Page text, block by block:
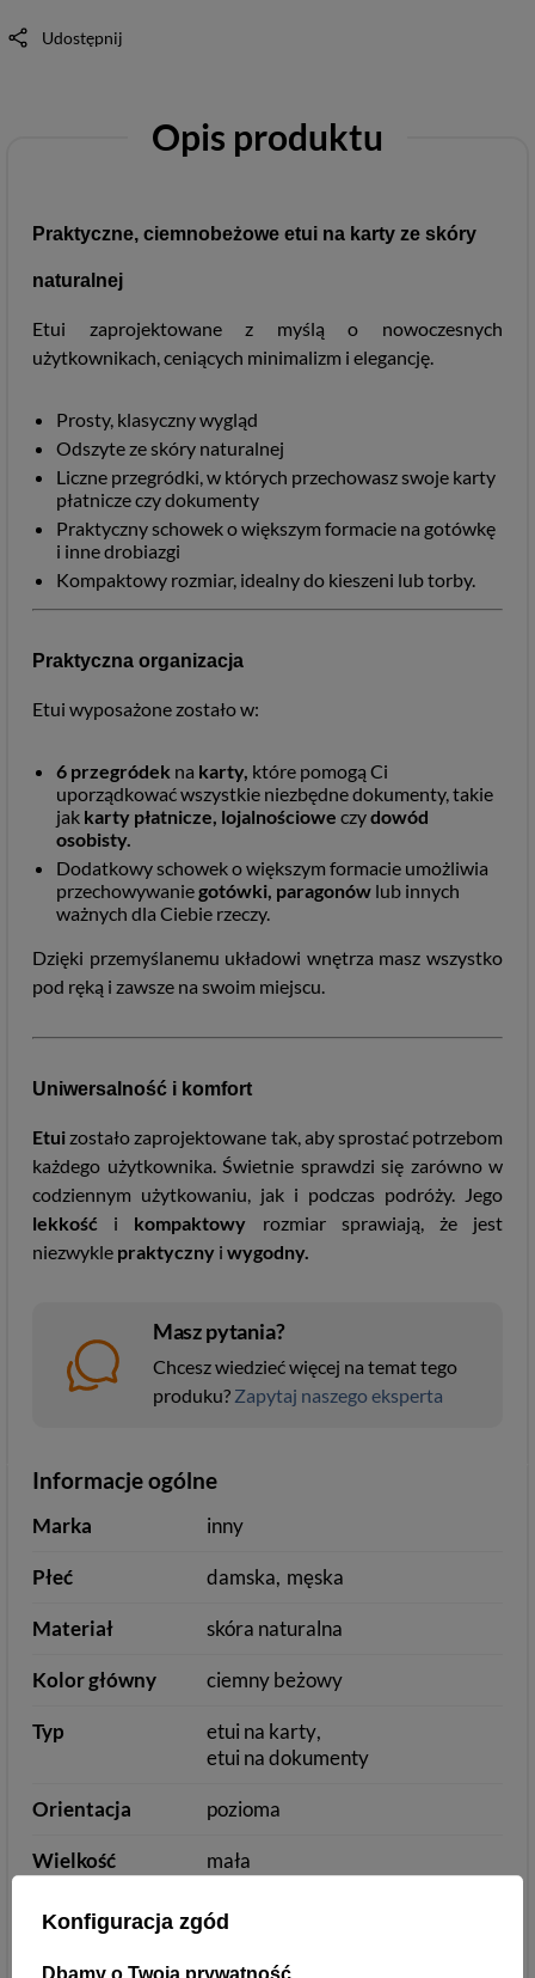
Udostępnij
Opis produktu
Praktyczne, ciemnobeżowe etui na karty ze skóry
naturalnej
Etui zaprojektowane z myślą o nowoczesnych
użytkownikach, ceniących minimalizm i elegancję.
Prosty, klasyczny wygląd
Odszyte ze skóry naturalnej
Liczne przegródki, w których przechowasz swoje karty
płatnicze czy dokumenty
Praktyczny schowek o większym formacie na gotówkę
i inne drobiazgi
Kompaktowy rozmiar, idealny do kieszeni lub torby.
Praktyczna organizacja
Etui wyposażone zostało w:
6 przegródek na karty, które pomogą Ci
uporządkować wszystkie niezbędne dokumenty, takie
jak karty płatnicze, lojalnościowe czydowód
osobisty.
Dodatkowy schowek o większym formacie umożliwia
przechowywaniegotówki, paragonów lub innych
ważnych dla Ciebie rzeczy.
Dzięki przemyślanemu układowi wnętrza masz wszystko
pod ręką i zawsze na swoim miejscu.
Uniwersalność i komfort
Etuizostało zaprojektowane tak, aby sprostać potrzebom
każdego użytkownika. Świetnie sprawdzi się zarówno w
codziennym użytkowaniu, jak i podczas podróży. Jego
lekkość i kompaktowy rozmiar sprawiają, że jest
niezwykle praktyczny i wygodny.
Masz pytania?
Chcesz wiedzieć więcej na temat tego
produku? Zapytaj naszego eksperta
Informacje ogólne
Marka inny
Płeć damska męska
Materiał skóra naturalna
Kolor główny ciemny beżowy
Typ
etui na karty
etui na dokumenty
Orientacja pozioma
Wielkość mała
Detale
Konfiguracja zgód
Dbamy o Twoją prywatność